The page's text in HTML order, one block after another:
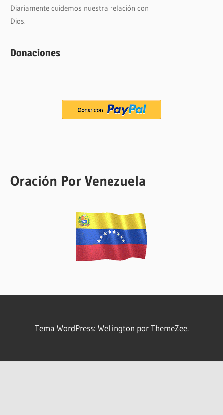
Diariamente cuidemos nuestra relación con
Dios.
Donaciones
Oración Por Venezuela
Tema WordPress: Wellington por ThemeZee.